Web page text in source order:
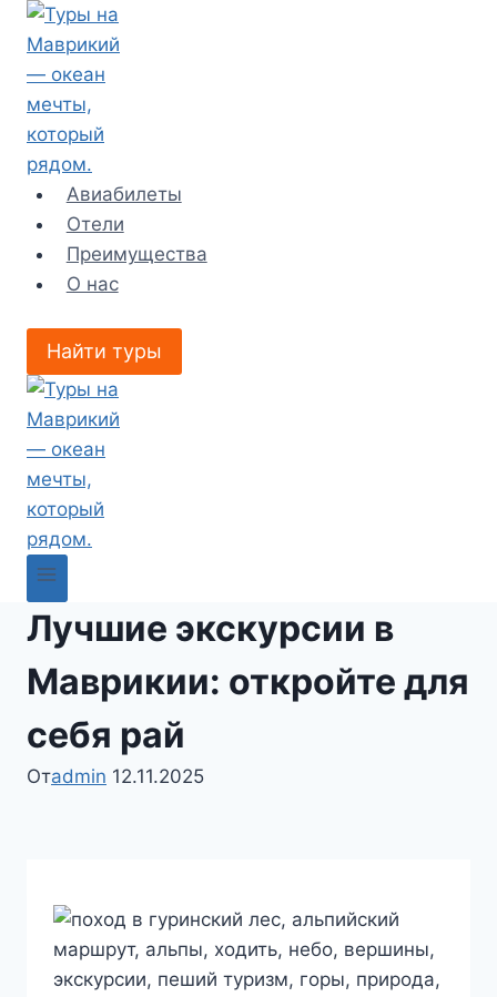
Перейти
содержимому
Авиабилеты
Отели
Преимущества
О нас
Найти туры
Лучшие экскурсии в
Маврикии: откройте для
себя рай
Отadmin 12.11.2025